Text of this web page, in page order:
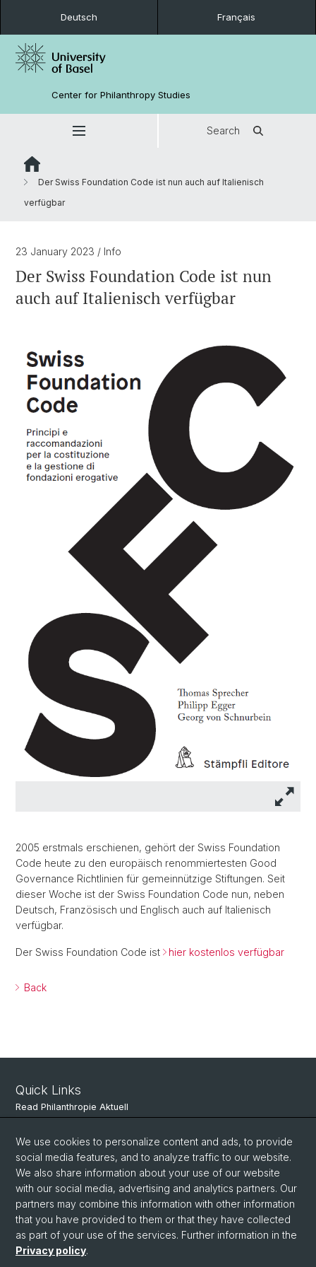
Deutsch Français
Center for Philanthropy Studies
Search
Der Swiss Foundation Code ist nun auch auf Italienisch
verfügbar
23 January 2023 / Info
Der Swiss Foundation Code ist nun
auch auf Italienisch verfügbar
2005 erstmals erschienen, gehört der Swiss Foundation
Code heute zu den europäisch renommiertesten Good
Governance Richtlinien für gemeinnützige Stiftungen. Seit
dieser Woche ist der Swiss Foundation Code nun, neben
Deutsch, Französisch und Englisch auch auf Italienisch
verfügbar.
Der Swiss Foundation Code ist hier kostenlos verfügbar
Back
Quick Links
Read Philanthropie Aktuell
Social Media
LinkedIn
© University of Basel
We use cookies to personalize content and ads, to provide
social media features, and to analyze traffic to our website.
We also share information about your use of our website
with our social media, advertising and analytics partners. Our
partners may combine this information with other information
that you have provided to them or that they have collected
as part of your use of the services. Further information in the
Privacy policy.